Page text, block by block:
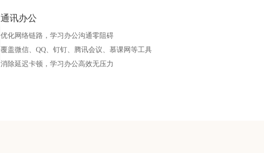
通讯办公
优化网络链路，学习办公沟通零阻碍
覆盖微信、QQ、钉钉、腾讯会议、慕课网等工具
消除延迟卡顿，学习办公高效无压力